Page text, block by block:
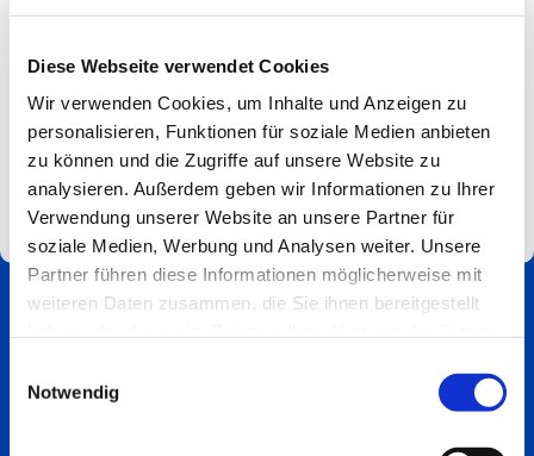
Diese Webseite verwendet Cookies
Wir verwenden Cookies, um Inhalte und Anzeigen zu
personalisieren, Funktionen für soziale Medien anbieten
zu können und die Zugriffe auf unsere Website zu
analysieren. Außerdem geben wir Informationen zu Ihrer
Verwendung unserer Website an unsere Partner für
soziale Medien, Werbung und Analysen weiter. Unsere
Partner führen diese Informationen möglicherweise mit
weiteren Daten zusammen, die Sie ihnen bereitgestellt
Notwendig
hier*
Spendenkonto
Impressum